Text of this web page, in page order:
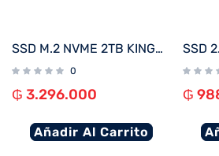
SSD M.2 NVME 2TB KINGSTON FURY RENEGADE C/DISIPADOR TERMICO SFYRD/2000G 7300/7000 PCIE 4.0
0
₲ 3.296.000
Añadir Al Carrito
₲